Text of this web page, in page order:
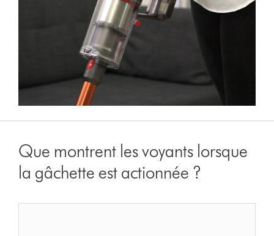
Que montrent les voyants lorsque
la gâchette est actionnée ?